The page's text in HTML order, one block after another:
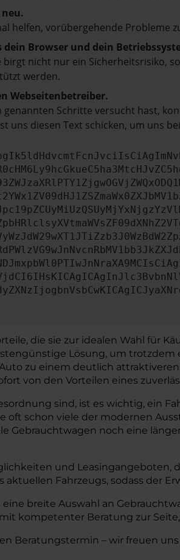
helfen, vorübergehende Probleme
dein Browser und dein
birgt nicht nur ein Sicherheitsrisiko,
werden.
Webseitenbetreiber.
genannten Schritte versucht hast,
uns diesen Text schicken, um uns
die sie zur idealen Wahl für
Lösung, um
zu einem deutlich
von den Vorteilen eines
sind, ist es wichtig, ein
oft schon viele der modernen
Gebrauchtwagen noch eine
und
Fahrzeugs, sodass der
breite Auswahl an
kompetenter Beratung zur
Beratungstermin – wir freuen